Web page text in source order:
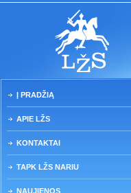
Į PRADŽIĄ
APIE LŽS
KONTAKTAI
TAPK LŽS NARIU
NAUJIENOS